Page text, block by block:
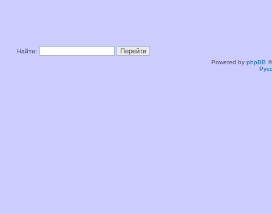
Найти:
Powered by phpBB